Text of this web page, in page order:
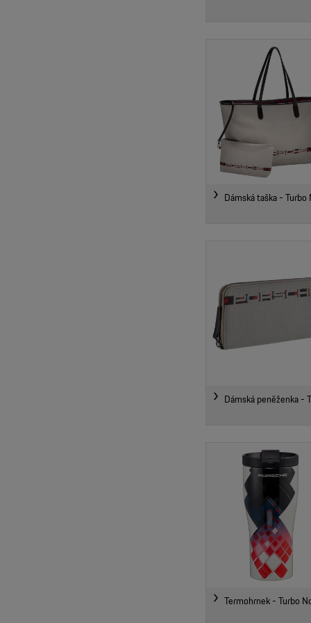
Dámská taška - Turbo
Dámská peněženka -
Termohrnek - Turbo